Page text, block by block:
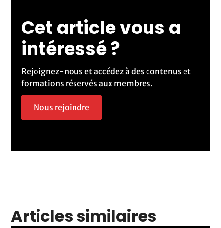
Cet article vous a
intéressé ?
Rejoignez-nous et accédez à des contenus et
formations réservés aux membres.
Nous rejoindre
Articles similaires